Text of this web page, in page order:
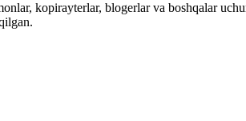
kopirayterlar, blogerlar va boshqalar